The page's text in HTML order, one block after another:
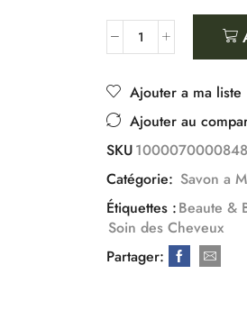
Ajouter a ma liste
Ajouter au
SKU1000070000848
Catégorie: Savon a
Étiquettes :Beaute &
Soin des Cheveux
Partager: